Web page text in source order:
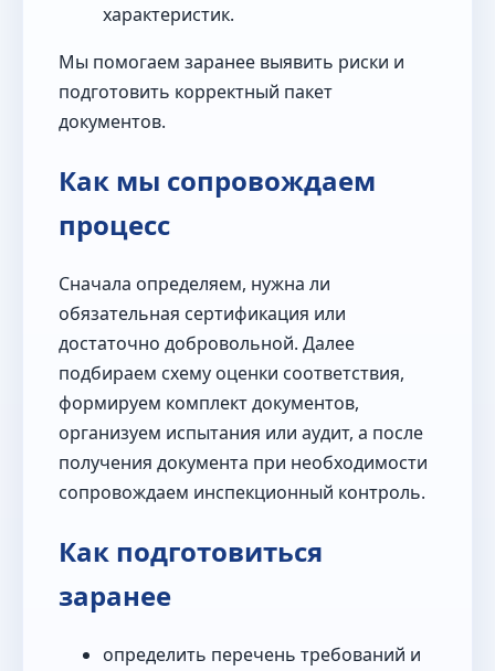
характеристик.
Мы помогаем заранее выявить риски и
подготовить корректный пакет
документов.
Как мы сопровождаем
процесс
Сначала определяем, нужна ли
обязательная сертификация или
достаточно добровольной. Далее
подбираем схему оценки соответствия,
формируем комплект документов,
организуем испытания или аудит, а после
получения документа при необходимости
сопровождаем инспекционный контроль.
Как подготовиться
заранее
определить перечень требований и